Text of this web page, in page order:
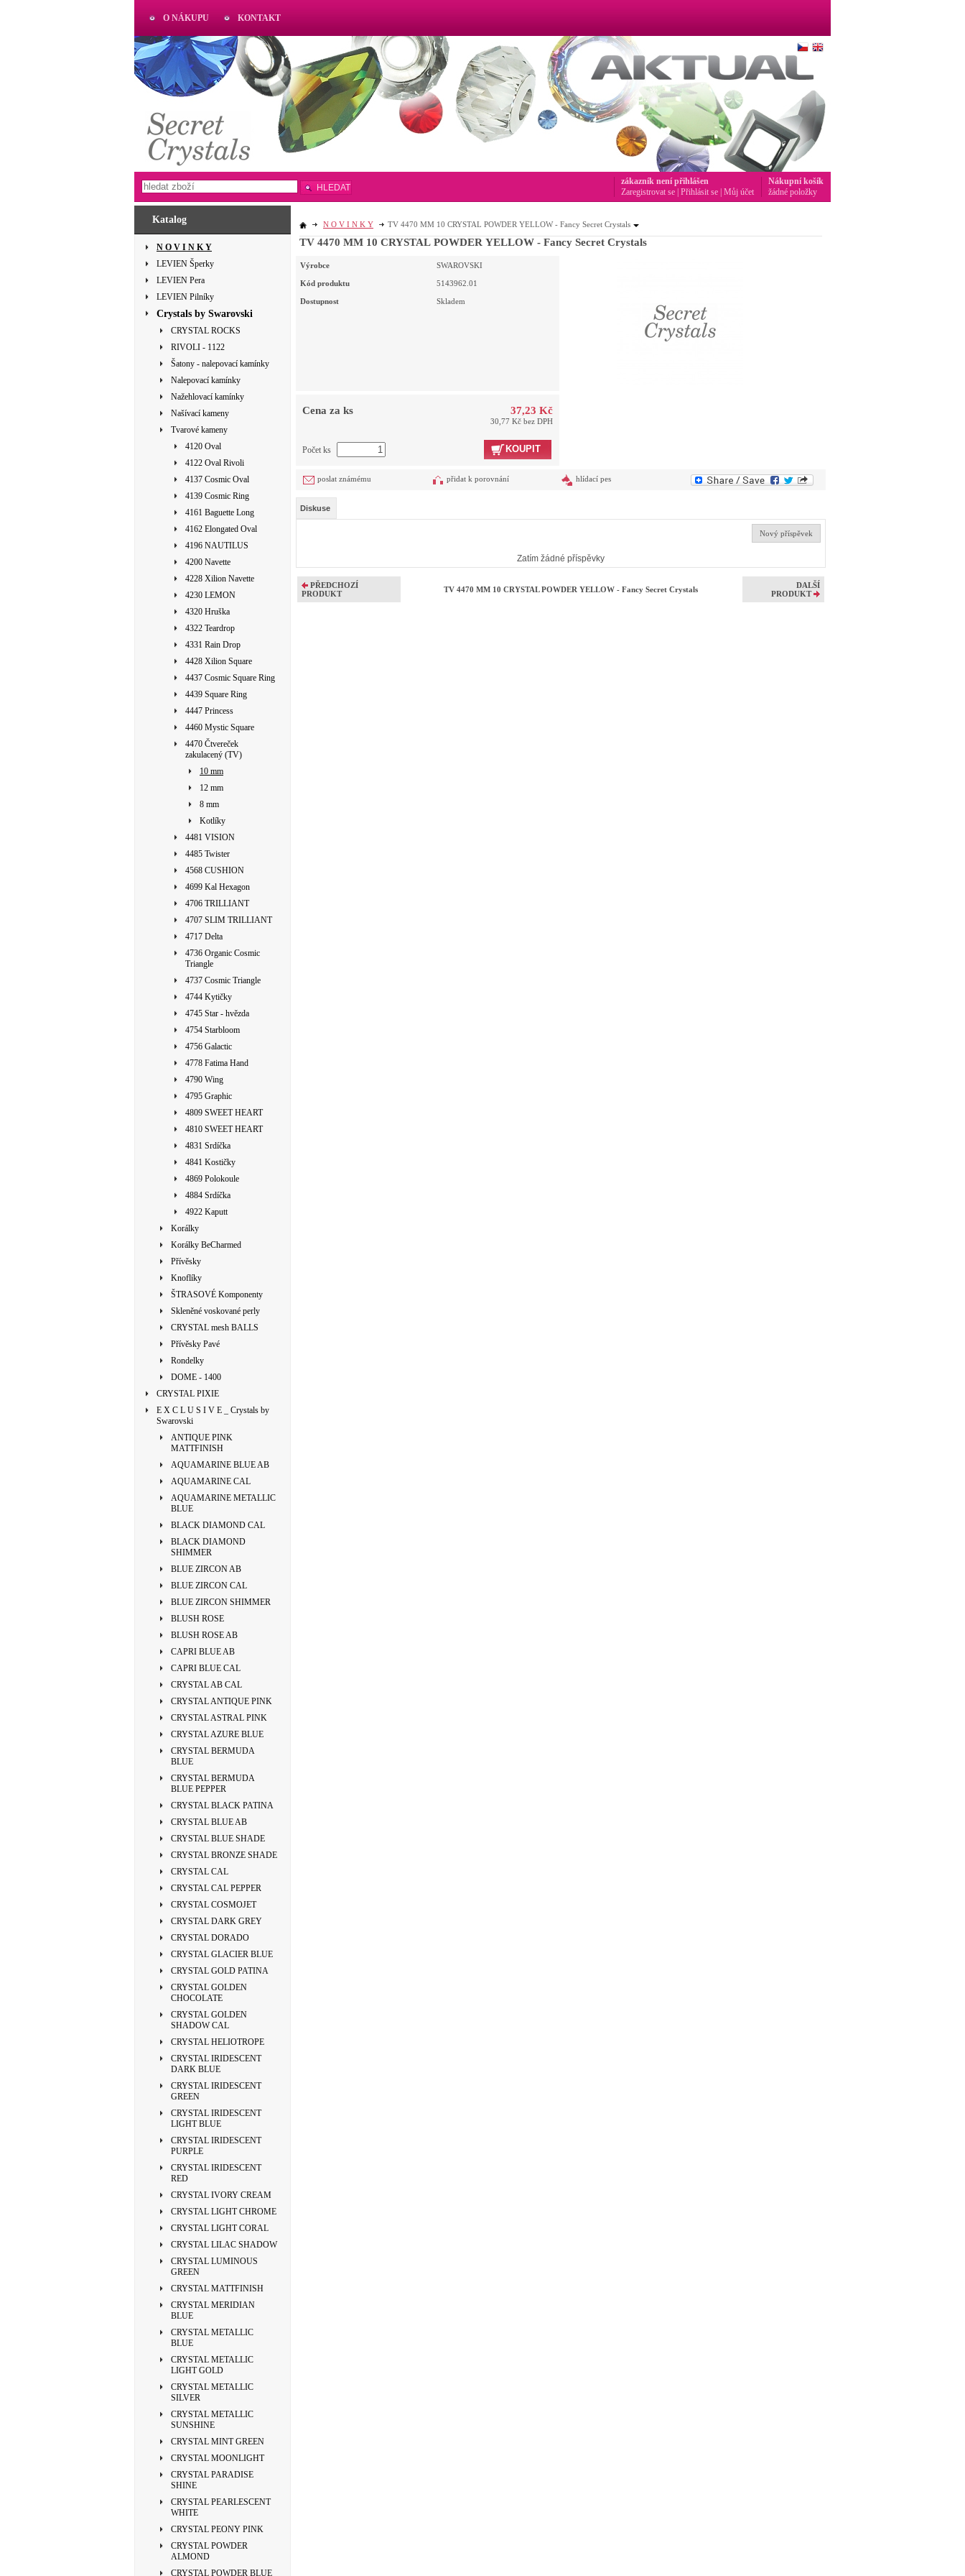
Katalog
N O V I N K Y
LEVIEN Šperky
LEVIEN Pera
LEVIEN Pilníky
Crystals by Swarovski
CRYSTAL ROCKS
RIVOLI - 1122
Šatony - nalepovací kamínky
Nalepovací kamínky
Nažehlovací kamínky
Našívací kameny
Tvarové kameny
4120 Oval
4122 Oval Rivoli
4137 Cosmic Oval
4139 Cosmic Ring
4161 Baguette Long
4162 Elongated Oval
4196 NAUTILUS
4200 Navette
4228 Xilion Navette
4230 LEMON
4320 Hruška
4322 Teardrop
4331 Rain Drop
4428 Xilion Square
4437 Cosmic Square Ring
4439 Square Ring
4447 Princess
4460 Mystic Square
4470 Čtvereček
zakulacený (TV)
10 mm
12 mm
8 mm
Kotlíky
4481 VISION
4485 Twister
4568 CUSHION
4699 Kal Hexagon
4706 TRILLIANT
4707 SLIM TRILLIANT
4717 Delta
4736 Organic Cosmic
Triangle
4737 Cosmic Triangle
4744 Kytičky
4745 Star - hvězda
4754 Starbloom
4756 Galactic
4778 Fatima Hand
4790 Wing
4795 Graphic
4809 SWEET HEART
4810 SWEET HEART
4831 Srdíčka
4841 Kostičky
4869 Polokoule
4884 Srdíčka
4922 Kaputt
Korálky
Korálky BeCharmed
Přívěsky
Knoflíky
ŠTRASOVÉ Komponenty
Skleněné voskované perly
CRYSTAL mesh BALLS
Přívěsky Pavé
Rondelky
DOME - 1400
CRYSTAL PIXIE
E X C L U S I V E _ Crystals by
Swarovski
ANTIQUE PINK
MATTFINISH
AQUAMARINE BLUE AB
AQUAMARINE CAL
AQUAMARINE METALLIC
BLUE
BLACK DIAMOND CAL
BLACK DIAMOND
SHIMMER
BLUE ZIRCON AB
BLUE ZIRCON CAL
BLUE ZIRCON SHIMMER
BLUSH ROSE
BLUSH ROSE AB
CAPRI BLUE AB
CAPRI BLUE CAL
CRYSTAL AB CAL
CRYSTAL ANTIQUE PINK
CRYSTAL ASTRAL PINK
CRYSTAL AZURE BLUE
CRYSTAL BERMUDA
BLUE
CRYSTAL BERMUDA
BLUE PEPPER
CRYSTAL BLACK PATINA
CRYSTAL BLUE AB
CRYSTAL BLUE SHADE
CRYSTAL BRONZE SHADE
CRYSTAL CAL
CRYSTAL CAL PEPPER
CRYSTAL COSMOJET
CRYSTAL DARK GREY
CRYSTAL DORADO
CRYSTAL GLACIER BLUE
CRYSTAL GOLD PATINA
CRYSTAL GOLDEN
CHOCOLATE
CRYSTAL GOLDEN
SHADOW CAL
CRYSTAL HELIOTROPE
CRYSTAL IRIDESCENT
DARK BLUE
CRYSTAL IRIDESCENT
GREEN
CRYSTAL IRIDESCENT
LIGHT BLUE
CRYSTAL IRIDESCENT
PURPLE
CRYSTAL IRIDESCENT
RED
CRYSTAL IVORY CREAM
CRYSTAL LIGHT CHROME
CRYSTAL LIGHT CORAL
CRYSTAL LILAC SHADOW
CRYSTAL LUMINOUS
GREEN
CRYSTAL MATTFINISH
CRYSTAL MERIDIAN
BLUE
CRYSTAL METALLIC
BLUE
CRYSTAL METALLIC
LIGHT GOLD
CRYSTAL METALLIC
SILVER
CRYSTAL METALLIC
SUNSHINE
CRYSTAL MINT GREEN
CRYSTAL MOONLIGHT
CRYSTAL PARADISE
SHINE
CRYSTAL PEARLESCENT
WHITE
CRYSTAL PEONY PINK
CRYSTAL POWDER
ALMOND
CRYSTAL POWDER BLUE
N O V I N K Y TV 4470 MM 10 CRYSTAL POWDER YELLOW - Fancy Secret Crystals
TV 4470 MM 10 CRYSTAL POWDER YELLOW - Fancy Secret Crystals
Výrobce SWAROVSKI
Kód produktu 5143962.01
Dostupnost Skladem
Cena za ks 37,23 Kč
30,77 Kč bez DPH
Počet ks KOUPIT
poslat známému přidat k porovnání hlídací pes
Diskuse
Nový příspěvek
Zatím žádné příspěvky
PŘEDCHOZÍ
PRODUKT
TV 4470 MM 10 CRYSTAL POWDER YELLOW - Fancy Secret Crystals
DALŠÍ
PRODUKT
O NÁKUPU KONTAKT
AKTUAL
www.aktual-koralky.cz
HLEDAT
Nákupní košík
žádné položky
zákazník není přihlášen
Zaregistrovat se Přihlásit se Můj účet